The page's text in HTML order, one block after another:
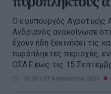
Ο υφυπουργός Αγροτικής
Ανδριανός ανακοίνωσε
έχουν ήδη ξεκινήσει τις
πυρόπληκτες περιοχές,
ΟΣΔΕ έως τις 15
10:30 | 07 Αυγούστου 2026